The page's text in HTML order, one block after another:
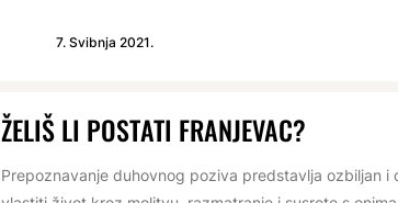
7. Svibnja 2021.
ŽELIŠ LI POSTATI FRANJEVAC?
Prepoznavanje duhovnog poziva predstavlja ozbiljan